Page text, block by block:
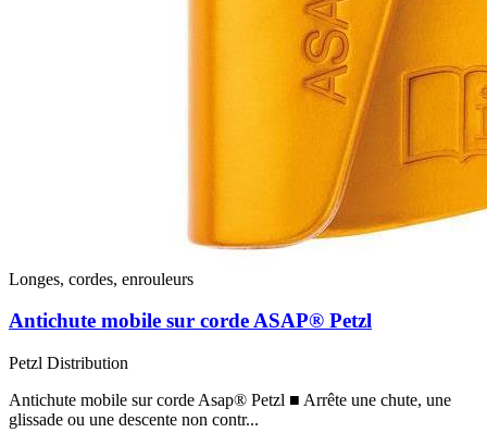
Longes, cordes, enrouleurs
Antichute mobile sur corde ASAP® Petzl
Petzl Distribution
Antichute mobile sur corde Asap® Petzl ■ Arrête une chute, une
glissade ou une descente non contr...